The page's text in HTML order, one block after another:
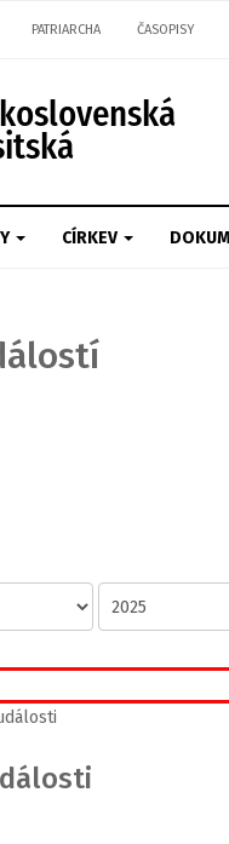
PATRIARCHA ČASOPISY
CÍRKEV